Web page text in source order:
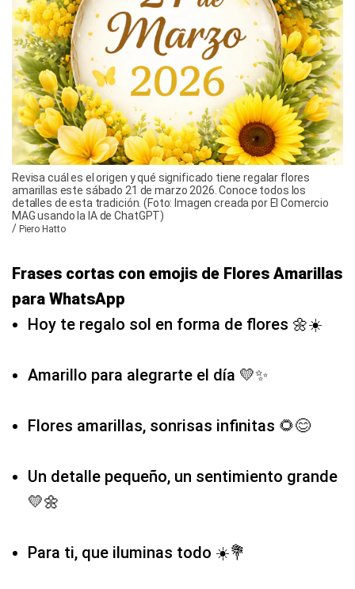
Revisa cuál es el origen y qué significado tiene regalar flores
amarillas este sábado 21 de marzo 2026. Conoce todos los
detalles de esta tradición. (Foto: Imagen creada por El Comercio
MAG usando la IA de ChatGPT)
/ Piero Hatto
Frases cortas con emojis de Flores Amarillas
para WhatsApp
Hoy te regalo sol en forma de flores 🌼☀️
Amarillo para alegrarte el día 💛✨
Flores amarillas, sonrisas infinitas 🌻😊
Un detalle pequeño, un sentimiento grande
💛🌼
Para ti, que iluminas todo ☀️💐